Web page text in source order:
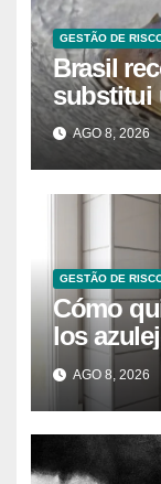
GESTÃO DE
Brasil
substitui
AGO 8, 2026
GESTÃO DE
Cómo
los
caseros
AGO 8, 2026